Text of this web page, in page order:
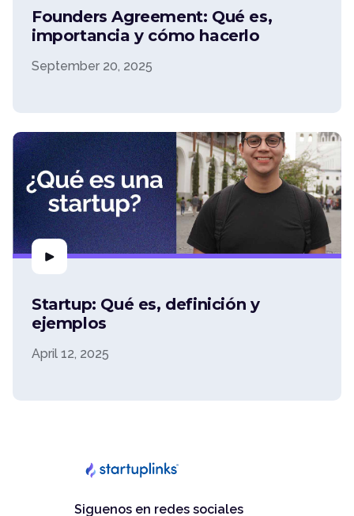
Founders Agreement: Qué es,
importancia y cómo hacerlo
September 20, 2025
Startup: Qué es, definición y
ejemplos
April 12, 2025
Siguenos en redes sociales